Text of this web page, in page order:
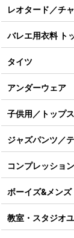
レオタード／チ
バレエ用衣料 ト
タイツ
アンダーウェア
子供用／トップ
ジャズパンツ／
コンプレッショ
ボーイズ&メンズ
教室・スタジオ